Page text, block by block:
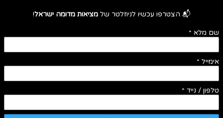
📬 הצטרפו עכשיו לניוזלטר של מציאות מדומה ישראל!
שם מלא *
אימייל *
טלפון / נייד *